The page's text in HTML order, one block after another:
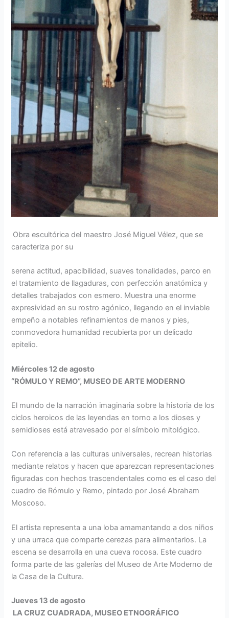
Obra escultórica del maestro José Miguel Vélez, que se
caracteriza por su
serena actitud, apacibilidad, suaves tonalidades, parco en
el tratamiento de llagaduras, con perfección anatómica y
detalles trabajados con esmero. Muestra una enorme
expresividad en su rostro agónico, llegando en el inviable
empeño a notables refinamientos de manos y pies,
conmovedora humanidad recubierta por un delicado
epitelio.
Miércoles 12 de agosto
“RÓMULO Y REMO”, MUSEO DE ARTE MODERNO
El mundo de la narración imaginaria sobre la historia de los
ciclos heroicos de las leyendas en torno a los dioses y
semidioses está atravesado por el símbolo mitológico.
Con referencia a las culturas universales, recrean historias
mediante relatos y hacen que aparezcan representaciones
figuradas con hechos trascendentales como es el caso del
cuadro de Rómulo y Remo, pintado por José Abraham
Moscoso.
El artista representa a una loba amamantando a dos niños
y una urraca que comparte cerezas para alimentarlos. La
escena se desarrolla en una cueva rocosa. Este cuadro
forma parte de las galerías del Museo de Arte Moderno de
la Casa de la Cultura.
Jueves 13 de agosto
LA CRUZ CUADRADA, MUSEO ETNOGRÁFICO